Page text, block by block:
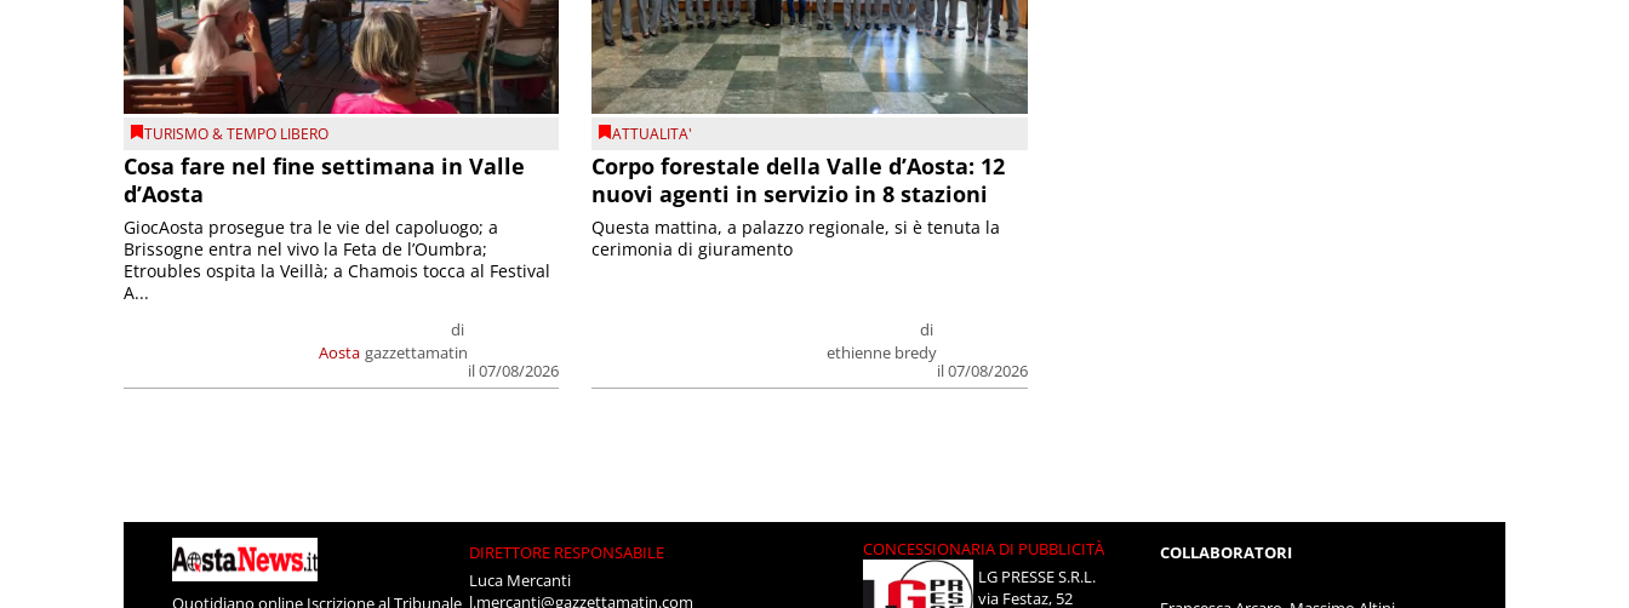
TURISMO & TEMPO LIBERO
Cosa fare nel fine settimana in Valle
d’Aosta
Aosta
di
gazzettamatin
il 07/08/2026
GiocAosta prosegue tra le vie del capoluogo; a
Brissogne entra nel vivo la Feta de l’Oumbra;
Etroubles ospita la Veillà; a Chamois tocca al Festival
A...
ATTUALITA'
Corpo forestale della Valle d’Aosta: 12
nuovi agenti in servizio in 8 stazioni
di
ethienne bredy
il 07/08/2026
Questa mattina, a palazzo regionale, si è tenuta la
cerimonia di giuramento
DIRETTORE RESPONSABILE
Luca Mercanti
l.mercanti@gazzettamatin.com
CONCESSIONARIA DI PUBBLICITÀ
LG PRESSE S.R.L.
via Festaz, 52
COLLABORATORI